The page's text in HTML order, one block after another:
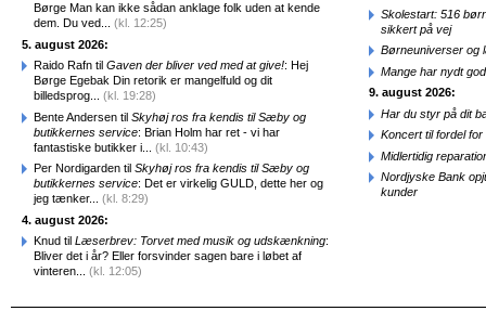
Børge Man kan ikke sådan anklage folk uden at kende
dem. Du ved... (kl. 12:25)
5. august 2026:
Raido Rafn til Gaven der bliver ved med at give!: Hej
Børge Egebak Din retorik er mangelfuld og dit
billedsprog... (kl. 19:28)
Bente Andersen til Skyhøj ros fra kendis til Sæby og
butikkernes service: Brian Holm har ret - vi har
fantastiske butikker i... (kl. 10:43)
Per Nordigarden til Skyhøj ros fra kendis til Sæby og
butikkernes service: Det er virkelig GULD, dette her og
jeg tænker... (kl. 8:29)
4. august 2026:
Knud til Læserbrev: Torvet med musik og udskænkning:
Bliver det i år? Eller forsvinder sagen bare i løbet af
vinteren... (kl. 12:05)
Skolestart: 516
sikkert på vej
Børneuniverser og
Mange har nydt
9. august 2026:
Har du styr på dit
Koncert til fordel
Midlertidig
Nordjyske Bank
kunder